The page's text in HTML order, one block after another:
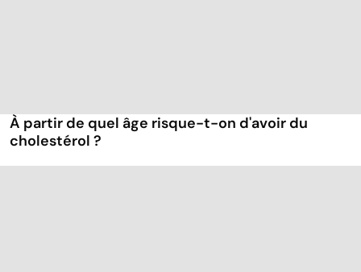
À partir de quel âge risque-t-on d'avoir du
cholestérol ?